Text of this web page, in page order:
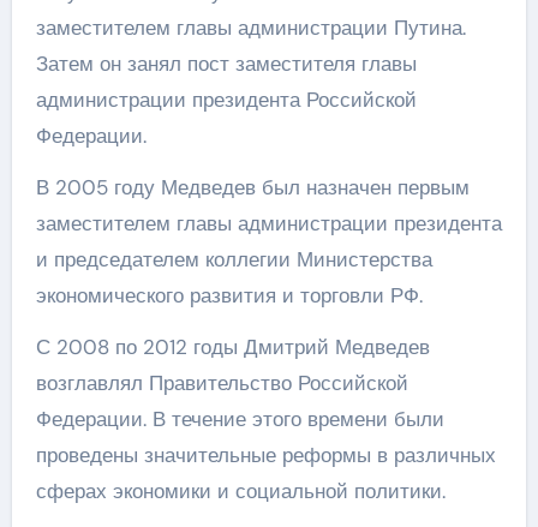
заместителем главы администрации Путина.
Затем он занял пост заместителя главы
администрации президента Российской
Федерации.
В 2005 году Медведев был назначен первым
заместителем главы администрации президента
и председателем коллегии Министерства
экономического развития и торговли РФ.
С 2008 по 2012 годы Дмитрий Медведев
возглавлял Правительство Российской
Федерации. В течение этого времени были
проведены значительные реформы в различных
сферах экономики и социальной политики.